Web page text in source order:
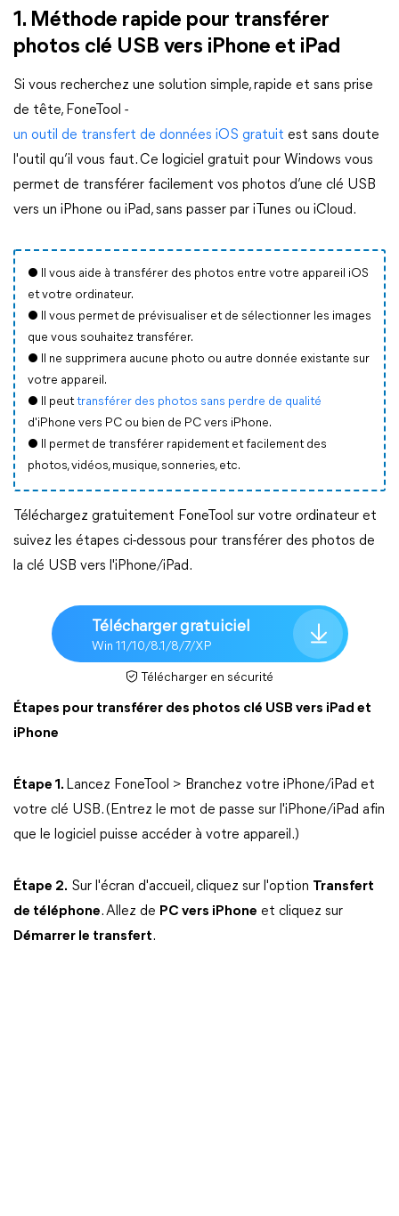
1. Méthode rapide pour transférer
photos clé USB vers iPhone et iPad
Si vous recherchez une solution simple, rapide et sans prise
de tête, FoneTool -
un outil de transfert de données iOS gratuit est sans doute
l'outil qu’il vous faut. Ce logiciel gratuit pour Windows vous
permet de transférer facilement vos photos d’une clé USB
vers un iPhone ou iPad, sans passer par iTunes ou iCloud.
● Il vous aide à transférer des photos entre votre appareil iOS
et votre ordinateur.
● Il vous permet de prévisualiser et de sélectionner les images
que vous souhaitez transférer.
● Il ne supprimera aucune photo ou autre donnée existante sur
votre appareil.
● Il peuttransférer des photos sans perdre de qualité
d'iPhone vers PC ou bien de PC vers iPhone.
● Il permet de transférer rapidement et facilement des
photos, vidéos, musique, sonneries, etc.
Téléchargez gratuitement FoneTool sur votre ordinateur et
suivez les étapes ci-dessous pour transférer des photos de
la clé USB vers l'iPhone/iPad.
Télécharger gratuiciel
Win 11/10/8.1/8/7/XP
Télécharger en sécurité
Étapes pour transférer des photos clé USB vers iPad et
iPhone
Étape 1. Lancez FoneTool > Branchez votre iPhone/iPad et
votre clé USB. (Entrez le mot de passe sur l'iPhone/iPad afin
que le logiciel puisse accéder à votre appareil.)
Étape 2. Sur l'écran d'accueil, cliquez sur l'option Transfert
de téléphone. Allez de PC vers iPhone et cliquez sur
Démarrer le transfert.